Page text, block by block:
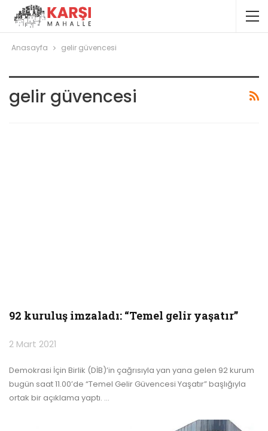
Anasayfa gelir güvencesi
gelir güvencesi
92 kuruluş imzaladı: “Temel gelir yaşatır”
2 Mart 2021
Demokrasi İçin Birlik (DİB)’in çağrısıyla yan yana gelen 92 kurum
bugün saat 11.00’de “Temel Gelir Güvencesi Yaşatır” başlığıyla
ortak bir açıklama yaptı. …